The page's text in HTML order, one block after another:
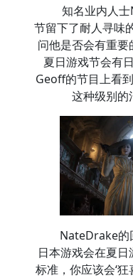
知名业内人
节留下了耐人寻味
问他是否会有重
夏日游戏节会有
Geoff的节目上看
这种级别的
NateDrake的
日本游戏会在夏
标准，你应该会‘